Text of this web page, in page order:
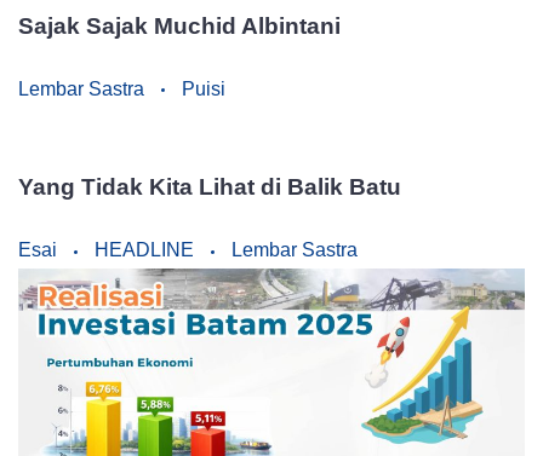
Sajak Sajak Muchid Albintani
Lembar Sastra Puisi
Yang Tidak Kita Lihat di Balik Batu
Esai HEADLINE Lembar Sastra